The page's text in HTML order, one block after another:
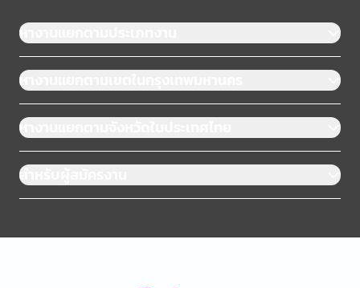
หางานแยกตามประเภทงาน
หางานแยกตามเขตในกรุงเทพมหานคร
หางานแยกตามจังหวัดในประเทศไทย
สำหรับผู้สมัครงาน